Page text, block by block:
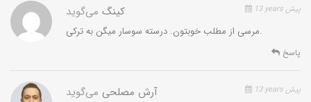
کینگ می‌گوید 13 years پیش
مرسی از مطلب خوبتون. درسته سوسار میگن به ترکی.
پاسخ
آرش مصلحی می‌گوید 13 years پیش